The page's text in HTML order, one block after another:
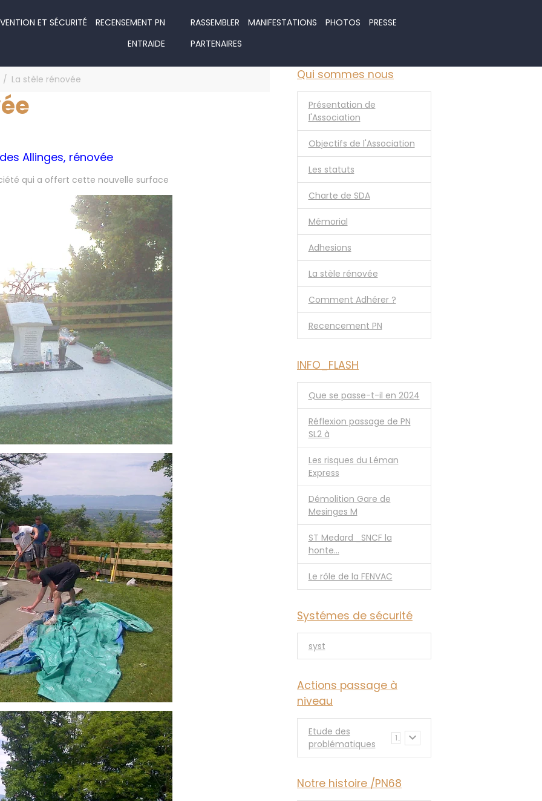
ET SÉCURITÉ
RECENSEMENT PN
ENTRAIDE
RASSEMBLER MANIFESTATIONS PHOTOS
PRESSE
PARTENAIRES
La stèle rénovée
Allinges, rénovée
qui a offert cette nouvelle surface
Qui sommes nous
Présentation de
l'Association
Objectifs de l'Association
Les statuts
Charte de SDA
Mémorial
Adhesions
La stèle rénovée
Comment Adhérer ?
Recencement PN
INFO_FLASH
Que se passe-t-il en 2024
Réflexion passage de PN
SL2 à
Les risques du Léman
Express
Démolition Gare de
Mesinges M
ST Medard _SNCF la
honte...
Le rôle de la FENVAC
Systémes de sécurité
syst
Actions passage à
niveau
Etude des
problématiques
1
Notre histoire /PN68